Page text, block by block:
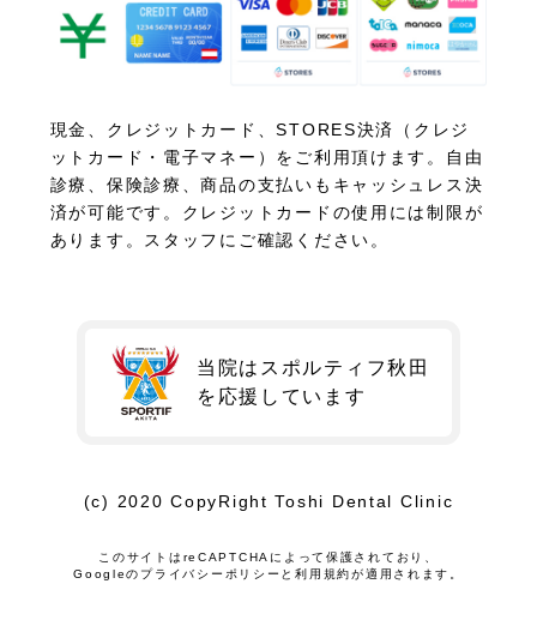
現金、クレジットカード、STORES決済（クレジ
ットカード・電子マネー）をご利用頂けます。自由
診療、保険診療、商品の支払いもキャッシュレス決
済が可能です。クレジットカードの使用には制限が
あります。スタッフにご確認ください。
当院はスポルティフ秋田
を 応援しています
(c) 2020 CopyRight Toshi Dental Clinic
このサイトはreCAPTCHAによって保護されており、
Googleの プライバシーポリシー と利用規約が適用されます。